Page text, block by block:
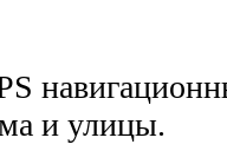
и улицы.